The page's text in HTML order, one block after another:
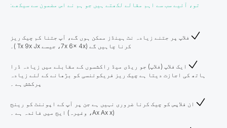
تو، آئیے سب سے اہم مقالے لکھتے ہیں جو ہم نے اس مضمون سے سیکھے:
فلاپ پر جتنے زیادہ نٹ ہینڈز ممکن ہوں گے، آپ جتنا کم چیک ریز
کرنا چاہیں گے (7x 6x 4x، جیسے Tx 9x Jx )۔
ایک فلاپ (فلاپ) جو ریڈی میڈ راکشسوں کے مقابلے میں زیادہ ڈرا
ہاتھ کی اجازت دیتا ہے چیک ریز فریکوئنسی کو بڑھانے کے لئے زیادہ
پرکشش ہے ۔
ان فلاپس کو چیک کرنا ضروری نہیں ہے جن پر آپ کے اپوننٹ کو رینج
(Ax Ax x، وغیرہ) ایج میں فائدہ ہے ۔